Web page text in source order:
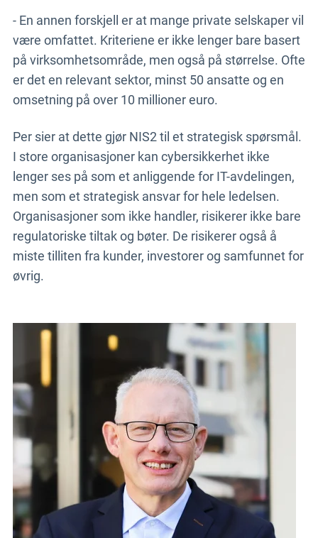
- En annen forskjell er at mange private selskaper vil
være omfattet. Kriteriene er ikke lenger bare basert
på virksomhetsområde, men også på størrelse. Ofte
er det en relevant sektor, minst 50 ansatte og en
omsetning på over 10 millioner euro.
Per sier at dette gjør NIS2 til et strategisk spørsmål.
I store organisasjoner kan cybersikkerhet ikke
lenger ses på som et anliggende for IT-avdelingen,
men som et strategisk ansvar for hele ledelsen.
Organisasjoner som ikke handler, risikerer ikke bare
regulatoriske tiltak og bøter. De risikerer også å
miste tilliten fra kunder, investorer og samfunnet for
øvrig.